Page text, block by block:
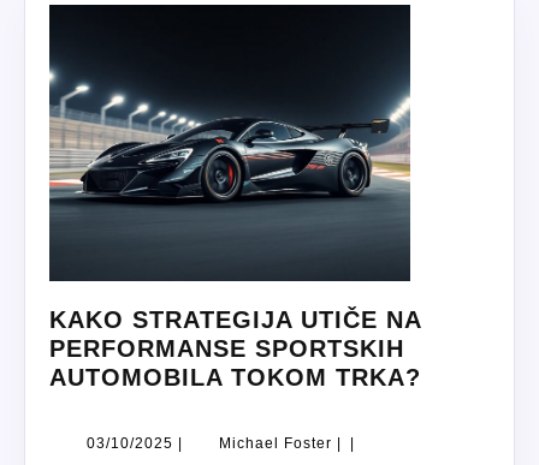
KAKO STRATEGIJA UTIČE NA
PERFORMANSE SPORTSKIH
AUTOMOBILA TOKOM TRKA?
03/10/2025 03/10/2025
| Michael Foster Michael
| |